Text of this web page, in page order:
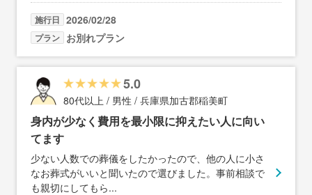
施行日 2026/02/28
プラン お別れプラン
5.0
80代以上 / 男性 / 兵庫県加古郡稲美町
身内が少なく費用を最小限に抑えたい人に向い
てます
少ない人数での葬儀をしたかったので、他の人に小さ
なお葬式がいいと聞いたので選びました。事前相談で
も親切にしてもら...